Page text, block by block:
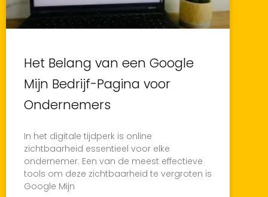
Het Belang van een Google
Mijn Bedrijf-Pagina voor
Ondernemers
In het digitale tijdperk is online
zichtbaarheid essentieel voor elke
ondernemer. Een van de meest effectieve
tools om deze zichtbaarheid te vergroten is
Google Mijn